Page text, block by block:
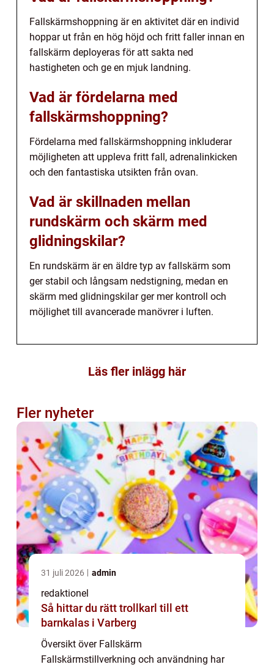
Fallskärmshoppning är en aktivitet där en individ
hoppar ut från en hög höjd och fritt faller innan en
fallskärm deployeras för att sakta ned
hastigheten och ge en mjuk landning.
Vad är fördelarna med
fallskärmshoppning?
Fördelarna med fallskärmshoppning inkluderar
möjligheten att uppleva fritt fall, adrenalinkicken
och den fantastiska utsikten från ovan.
Vad är skillnaden mellan
rundskärm och skärm med
glidningskilar?
En rundskärm är en äldre typ av fallskärm som
ger stabil och långsam nedstigning, medan en
skärm med glidningskilar ger mer kontroll och
möjlighet till avancerade manövrer i luften.
Läs fler inlägg här
Fler nyheter
31 juli 2026 admin
redaktionel
Så hittar du rätt trollkarl till ett
barnkalas i Varberg
Översikt över Fallskärm
Fallskärmstillverkning och användning har